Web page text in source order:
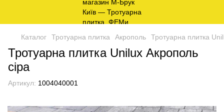
Каталог Тротуарна плитка Акрополь Тротуарна плитка
Тротуарна плитка Unilux Акрополь
сіра
Артикул: 1004040001